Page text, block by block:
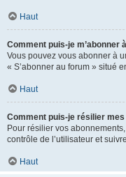
Haut
Comment puis-je m’abonner
Vous pouvez vous abonner à
« S’abonner au forum » situé
Haut
Comment puis-je résilier
Pour résilier vos
contrôle de l’utilisateur et
Haut